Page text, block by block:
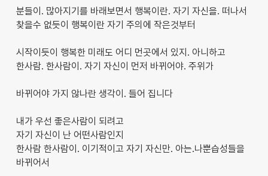
분들이. 많아지기를 바래보면서 행복이란. 자기 자신을. 떠나서
찾을수 없듯이 행복이란 자기 주의에 작은것부터
시작이듯이 행복한 미래도 어디 먼곳에서 있지. 아니하고
한사람. 한사람이. 자기 자신이 먼저 바뀌어야. 주위가
바뀌어야 가지 않나란 생각이. 들어 집니다
내가 우선 좋은사람이 되려고
자기 자신이 난 어떤사람인지
한사람 한사람이. 이기적이고 자기 자신만. 아는.나뿐습성들을
바뀌어서